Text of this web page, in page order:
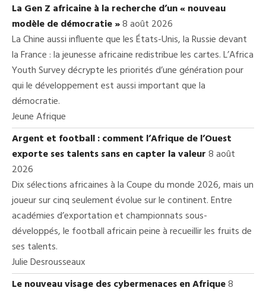
La Gen Z africaine à la recherche d’un « nouveau
modèle de démocratie »8 août 2026
La Chine aussi influente que les États-Unis, la Russie devant
la France : la jeunesse africaine redistribue les cartes. L’Africa
Youth Survey décrypte les priorités d’une génération pour
qui le développement est aussi important que la
démocratie.
Jeune Afrique
Argent et football : comment l’Afrique de l’Ouest
exporte ses talents sans en capter la valeur8 août
2026
Dix sélections africaines à la Coupe du monde 2026, mais un
joueur sur cinq seulement évolue sur le continent. Entre
académies d’exportation et championnats sous-
développés, le football africain peine à recueillir les fruits de
ses talents.
Julie Desrousseaux
Le nouveau visage des cybermenaces en Afrique8